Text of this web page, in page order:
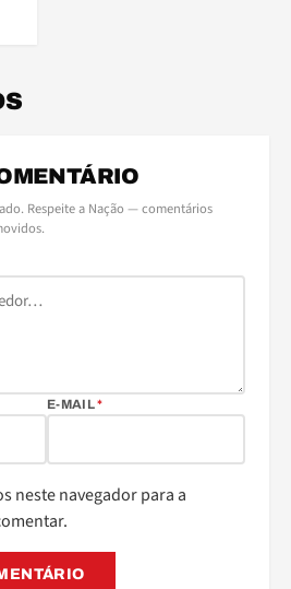
Respeite a Nação — comentários
E-MAIL*
neste navegador para a